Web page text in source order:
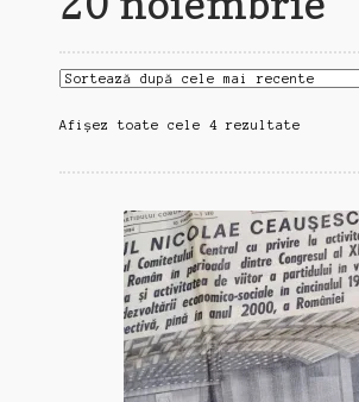
Contact
Afișez toate cele 4 rezultateSortat
cele
recente